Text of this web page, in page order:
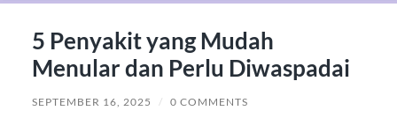
5 Penyakit yang Mudah
Menular dan Perlu Diwaspadai
SEPTEMBER 16, 2025 / 0 COMMENTS